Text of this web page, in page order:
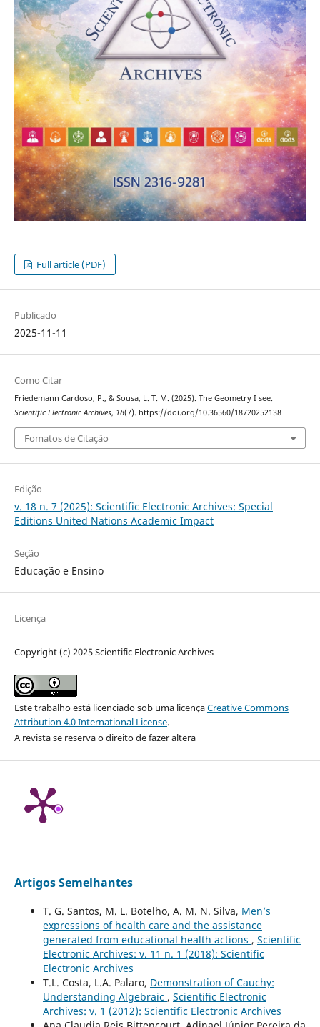
Full article (PDF)
Publicado
2025-11-11
Como Citar
Friedemann Cardoso, P., & Sousa, L. T. M. (2025). The Geometry I see.
Scientific Electronic Archives, 18(7). https://doi.org/10.36560/18720252138
Fomatos de Citação
Edição
v. 18 n. 7 (2025): Scientific Electronic Archives: Special
Editions United Nations Academic Impact
Seção
Educação e Ensino
Licença
Copyright (c) 2025 Scientific Electronic Archives
Este trabalho está licenciado sob uma licençaCreative Commons
Attribution 4.0 International License.
A revista se reserva o direito de fazer altera
Artigos Semelhantes
T. G. Santos, M. L. Botelho, A. M. N. Silva, Men’s
expressions of health care and the assistance
generated from educational health actions , Scientific
Electronic Archives: v. 11 n. 1 (2018): Scientific
Electronic Archives
T.L. Costa, L.A. Palaro, Demonstration of Cauchy:
Understanding Algebraic , Scientific Electronic
Archives: v. 1 (2012): Scientific Electronic Archives